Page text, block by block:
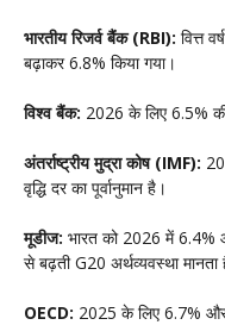
भारतीय रिजर्व बैंक (RBI): वित्त
बढ़ाकर 6.8% किया गया।
विश्व बैंक: 2026 के लिए 6.5% की
अंतर्राष्ट्रीय मुद्रा कोष (IMF):
वृद्धि दर का पूर्वानुमान है।
मूडीज: भारत को 2026 में 6.4%
से बढ़ती G20 अर्थव्यवस्था मानता
OECD: 2025 के लिए 6.7%